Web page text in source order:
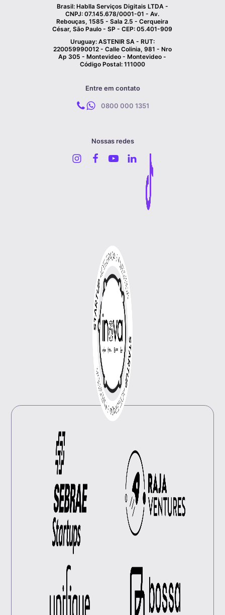
Brasil: Hablla Serviços Digitais LTDA -
CNPJ: 07.145.678/0001-01 - Av.
Rebouças, 1585 - Sala 2.5 - Cerqueira
César, São Paulo - SP - CEP: 05.401-909
Uruguay: ASTENIR SA - RUT:
220059990012 - Calle Colinia, 981 - Nro
Ap 305 - Montevideo - Montevideo -
Código Postal: 111000
Entre em contato
0800 000 1351
Nossas redes